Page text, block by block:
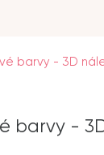
barvy - 3D
barvy -